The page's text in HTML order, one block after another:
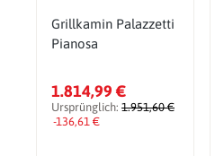
Grillkamin Palazzetti
Pianosa
1.814,99 €
Ursprünglich: 1.951,60 €
-136,61 €